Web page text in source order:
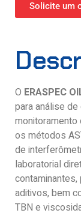
Solicite um
O ERASPEC
para análise
os métodos
de
laboratorial
aditivos, bem
TBN e